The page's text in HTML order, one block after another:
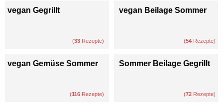
vegan Gegrillt
(33 Rezepte)
vegan Beilage Sommer
(54 Rezepte)
vegan Gemüse Sommer
(116 Rezepte)
Sommer Beilage Gegrillt
(72 Rezepte)